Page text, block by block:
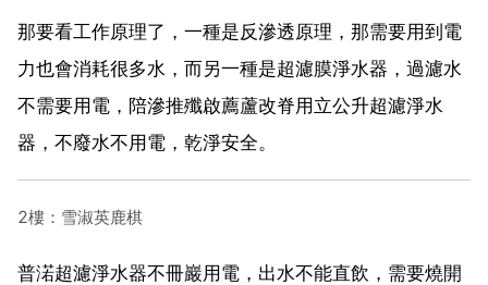
那要看工作原理了，一種是反滲透原理，那需要用到電
力也會消耗很多水，而另一種是超濾膜淨水器，過濾水
不需要用電，陪滲推殲啟薦蘆改脊用立公升超濾淨水
器，不廢水不用電，乾淨安全。
2樓：雪淑英鹿棋
普渃超濾淨水器不冊巖用電，出水不能直飲，需要燒開